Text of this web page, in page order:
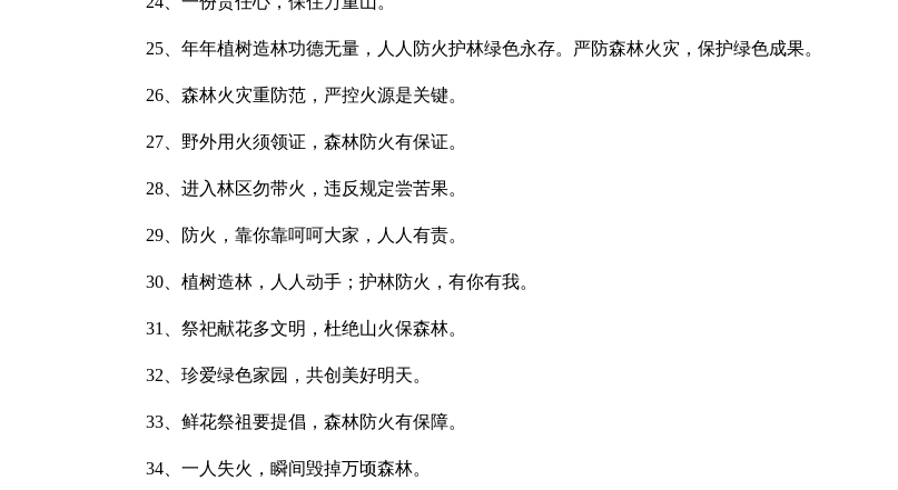
25、年年植树造林功德无量，人人防火护林绿色永存。严防森林火灾，保护绿色成果。
26、森林火灾重防范，严控火源是关键。
27、野外用火须领证，森林防火有保证。
28、进入林区勿带火，违反规定尝苦果。
29、防火，靠你靠呵呵大家，人人有责。
30、植树造林，人人动手；护林防火，有你有我。
31、祭祀献花多文明，杜绝山火保森林。
32、珍爱绿色家园，共创美好明天。
33、鲜花祭祖要提倡，森林防火有保障。
34、一人失火，瞬间毁掉万顷森林。